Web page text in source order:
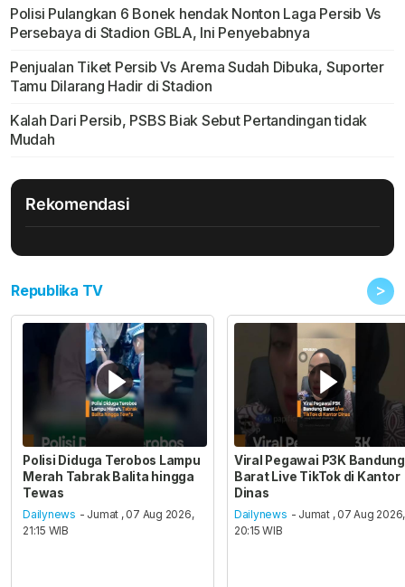
Polisi Pulangkan 6 Bonek hendak Nonton Laga Persib Vs
Persebaya di Stadion GBLA, Ini Penyebabnya
Penjualan Tiket Persib Vs Arema Sudah Dibuka, Suporter
Tamu Dilarang Hadir di Stadion
Kalah Dari Persib, PSBS Biak Sebut Pertandingan tidak
Mudah
Rekomendasi
Republika TV >
Polisi Diduga Terobos Lampu
Merah Tabrak Balita hingga
Tewas
Dailynews - Jumat , 07 Aug 2026,
21:15 WIB
Viral Pegawai P3K Bandung
Barat Live TikTok di Kantor
Dinas
Dailynews - Jumat , 07 Aug 2026,
20:15 WIB